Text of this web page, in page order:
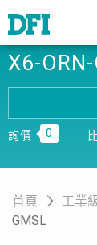
X6-
詢價 0
首頁 工業
GMSL